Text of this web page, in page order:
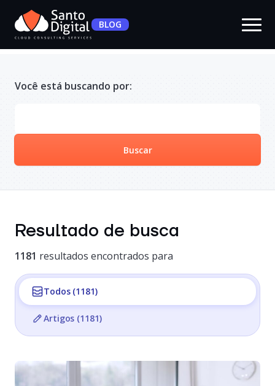
BLOG
Você está buscando por:
Buscar
Resultado de busca
1181 resultados encontrados para
Todos (1181)
Artigos (1181)